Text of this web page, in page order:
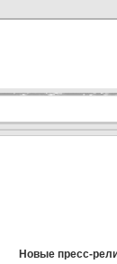
Новые пресс-